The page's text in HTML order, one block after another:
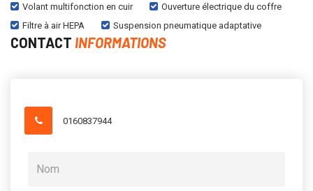
Volant multifonction en cuir
Ouverture électrique du coffre
Filtre à air HEPA
Suspension pneumatique adaptative
CONTACT INFORMATIONS
0160837944